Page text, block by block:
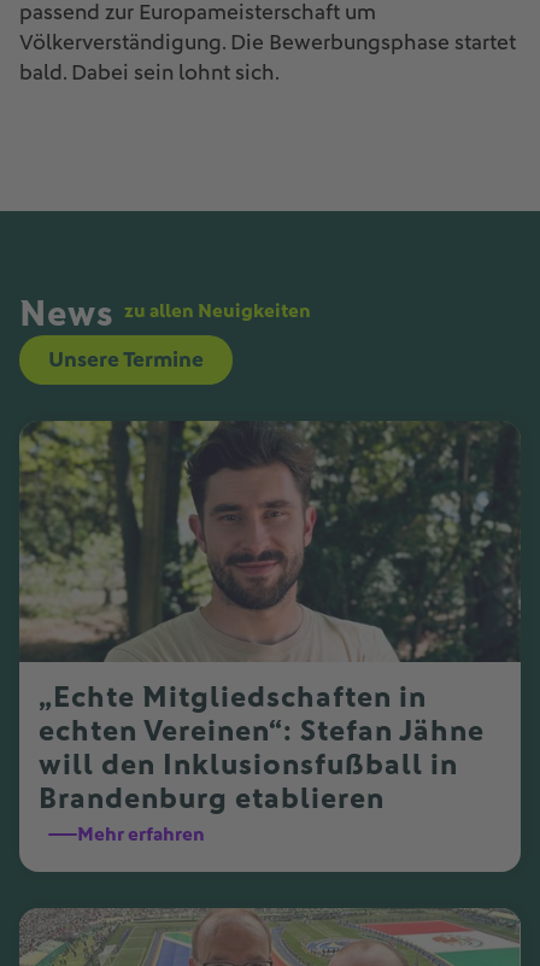
passend zur Europameisterschaft um
Völkerverständigung. Die Bewerbungsphase startet
bald. Dabei sein lohnt sich.
News zu allen Neuigkeiten
Unsere Termine
„Echte Mitgliedschaften in
echten Vereinen“: Stefan Jähne
will den Inklusionsfußball in
Brandenburg etablieren
Mehr erfahren